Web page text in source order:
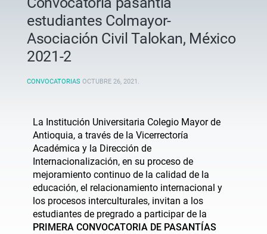
estudiantes Colmayor-
Asociación Civil Talokan, México
2021-2
CONVOCATORIAS OCTUBRE 26, 2021 .
La Institución Universitaria Colegio Mayor de
Antioquia, a través de la Vicerrectoría
Académica y la Dirección de
Internacionalización, en su proceso de
mejoramiento continuo de la calidad de la
educación, el relacionamiento internacional y
los procesos interculturales, invitan a los
estudiantes de pregrado a participar de la
PRIMERA CONVOCATORIA DE PASANTÍAS